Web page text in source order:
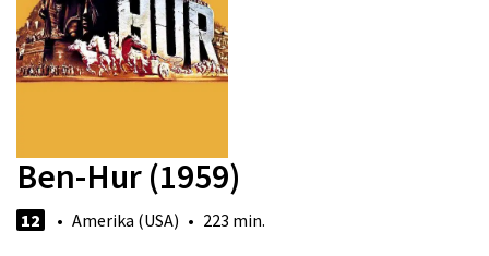
Ben-Hur (1959)
12 • Amerika (USA) • 223 min.